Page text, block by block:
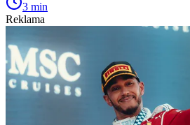
3 min
Reklama